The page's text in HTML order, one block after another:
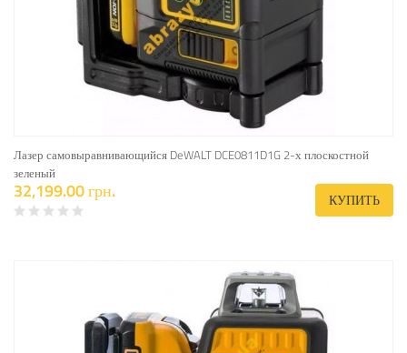
Лазер самовыравнивающийся DeWALT DCE0811D1G 2-х плоскостной
зеленый
32,199.00 грн. КУПИТЬ